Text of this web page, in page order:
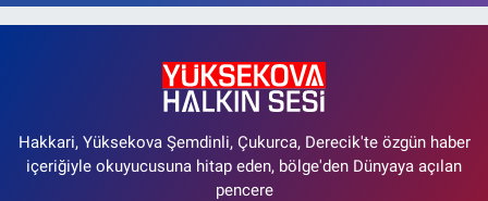
Hakkari, Yüksekova Şemdinli, Çukurca, Derecik'te özgün haber
içeriğiyle okuyucusuna hitap eden, bölge'den Dünyaya açılan
pencere